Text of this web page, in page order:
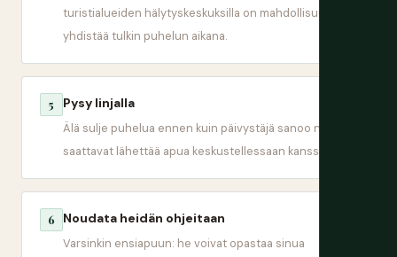
turistialueiden hälytyskeskuksilla on mahdollisuus
yhdistää tulkin puhelun aikana.
5 Pysy linjalla
Älä sulje puhelua ennen kuin päivystäjä sanoo niin. He
saattavat lähettää apua keskustellessaan kanssasi.
6 Noudata heidän ohjeitaan
Varsinkin ensiapuun: he voivat opastaa sinua